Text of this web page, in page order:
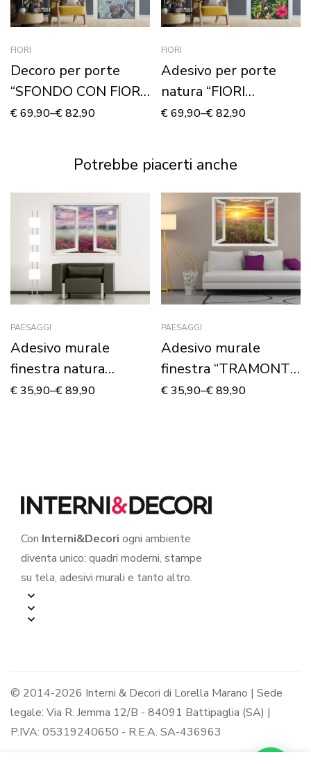
FIORI
Decoro per porte
“SFONDO CON FIORI
STILIZZATI”
€69,90–€82,90
FIORI
Adesivo per porte
natura “FIORI
TROPICALI”
€69,90–€82,90
Potrebbe piacerti anche
PAESAGGI
Adesivo murale
finestra natura
“ALBA SULLE
€35,90–€89,90
PAESAGGI
Adesivo murale
finestra “TRAMONTO
SUI FIORI” – Finestra
€35,90–€89,90
Con Interni&Decori ogni ambiente
diventa unico: quadri moderni, stampe
su tela, adesivi murali e tanto altro.
© 2014-2026 Interni & Decori di Lorella Marano | Sede
legale: Via R. Jemma 12/B - 84091 Battipaglia (SA) |
P.IVA: 05319240650 - R.E.A. SA-436963